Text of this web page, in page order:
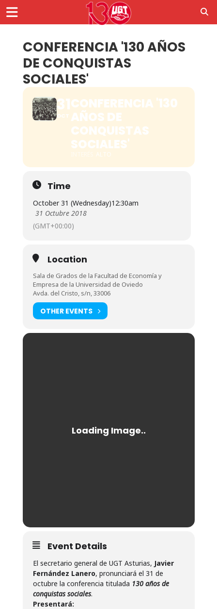
CONFERENCIA '130 AÑOS
DE CONQUISTAS
SOCIALES'
31
OCT
CONFERENCIA '130
AÑOS DE
CONQUISTAS
SOCIALES'
ALTO
Time
October 31 (Wednesday)12:30am
31 Octubre 2018
(GMT+00:00)
Location
Sala de Grados de la Facultad de Economía y
Empresa de la Universidad de Oviedo
Avda. del Cristo, s/n, 33006
OTHER EVENTS
Event Details
El secretario general de UGT Asturias, Javier
Fernández Lanero, pronunciará el 31 de
octubre la conferencia titulada 130 años de
conquistas sociales.
Presentará: